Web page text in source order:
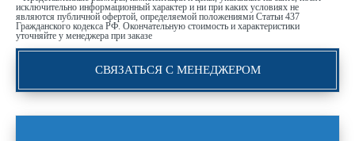
исключительно информационный характер и ни при каких условиях не
являются публичной офертой, определяемой положениями Статьи 437
Гражданского кодекса РФ. Окончательную стоимость и характеристики
уточняйте у менеджера при заказе
СВЯЗАТЬСЯ С МЕНЕДЖЕРОМ